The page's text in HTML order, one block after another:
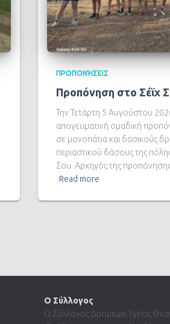
ΠΡΟΠΟΝΉΣΕΙΣ
Προπόνηση στο Σέϊχ
Την Τετάρτη 5 Αυγούστου
απογευματινή ομαδική
σε μονοπάτια και δασικούς
περιαστικού δάσους της
Σου. Αρχηγός της προπόνησης
Read more
Ο Σύλλογος
Ο Σύλλογος Δρομέων Υγείας